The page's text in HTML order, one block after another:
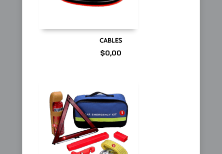
CABLES
$0,00